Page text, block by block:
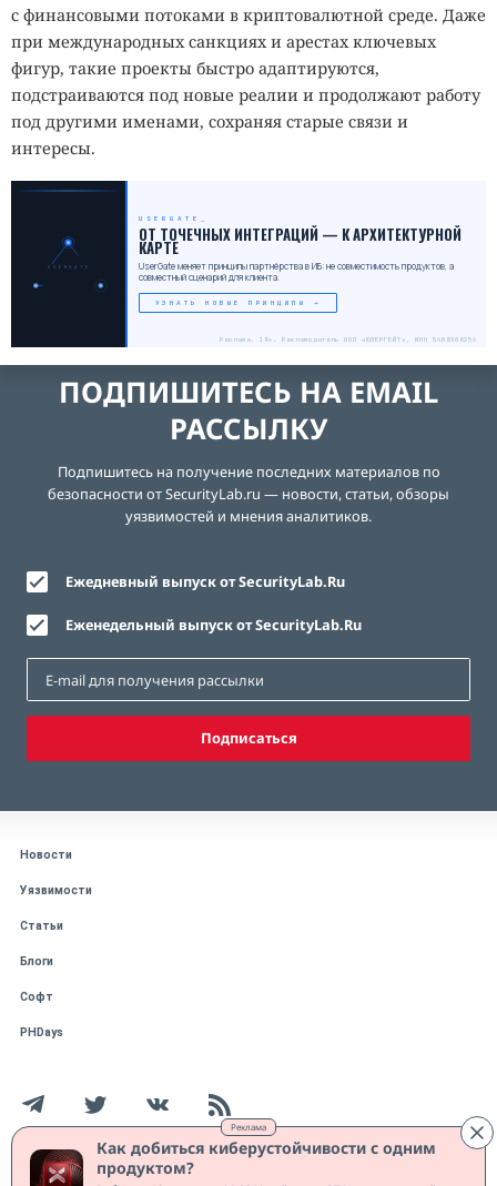
Реклама
Как добиться киберустойчивости с одним
продуктом?
с финансовыми потоками в криптовалютной среде. Даже
при международных санкциях и арестах ключевых
фигур, такие проекты быстро адаптируются,
подстраиваются под новые реалии и продолжают работу
под другими именами, сохраняя старые связи и
интересы.
USERGATE
USERGATE
ОТ ТОЧЕЧНЫХ ИНТЕГРАЦИЙ — К АРХИТЕКТУРНОЙ
КАРТЕ
UserGate меняет принципы партнёрства в ИБ: не совместимость продуктов, а
совместный сценарий для клиента.
УЗНАТЬ НОВЫЕ ПРИНЦИПЫ →
Реклама. 18+. Рекламодатель ООО «ЮЗЕРГЕЙТ», ИНН 5408308256
ПОДПИШИТЕСЬ НА EMAIL
РАССЫЛКУ
Подпишитесь на получение последних материалов по
безопасности от SecurityLab.ru — новости, статьи, обзоры
уязвимостей и мнения аналитиков.
Ежедневный выпуск от SecurityLab.Ru
Еженедельный выпуск от SecurityLab.Ru
Подписаться
Новости
Уязвимости
Статьи
Блоги
Софт
PHDays
Работает на CMS "1С-Битрикс: Управление сайтом"